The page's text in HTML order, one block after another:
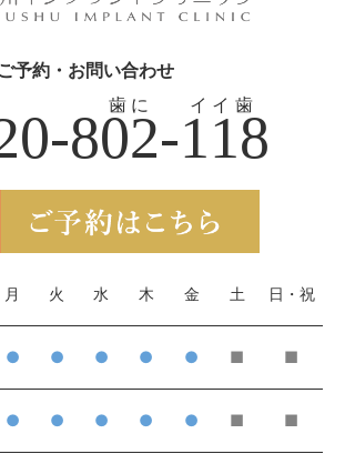
ご予約・お問い合わせ
歯に
イイ歯
802-118
月 火 水 木 金 土 日・祝
● ● ● ● ● ■ ■
● ● ● ● ● ■ ■